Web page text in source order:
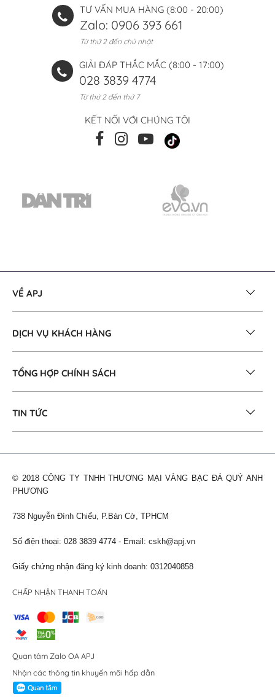
TƯ VẤN MUA HÀNG (8:00 - 20:00)
Zalo: 0906 393 661
Từ thứ 2 đến chủ nhật
GIẢI ĐÁP THẮC MẮC (8:00 - 17:00)
028 3839 4774
Từ thứ 2 đến thứ 7
KẾT NỐI VỚI CHÚNG TÔI
VỀ APJ
DỊCH VỤ KHÁCH HÀNG
TỔNG HỢP CHÍNH SÁCH
TIN TỨC
© 2018 CÔNG TY TNHH THƯƠNG MẠI VÀNG BẠC ĐÁ QUÝ ANH
PHƯƠNG
738 Nguyễn Đình Chiểu, P.Bàn Cờ, TPHCM
Số điện thoại: 028 3839 4774 - Email: cskh@apj.vn
Giấy chứng nhận đăng ký kinh doanh: 0312040858
CHẤP NHẬN THANH TOÁN
Quan tâm Zalo OA APJ
Nhận các thông tin khuyến mãi hấp dẫn